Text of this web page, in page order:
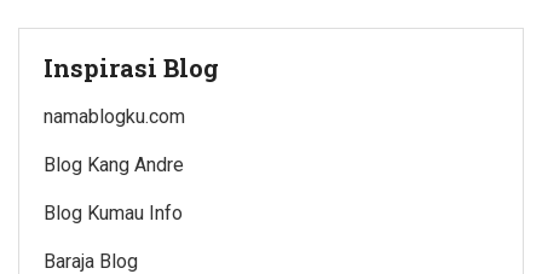
Inspirasi Blog
namablogku.com
Blog Kang Andre
Blog Kumau Info
Baraja Blog